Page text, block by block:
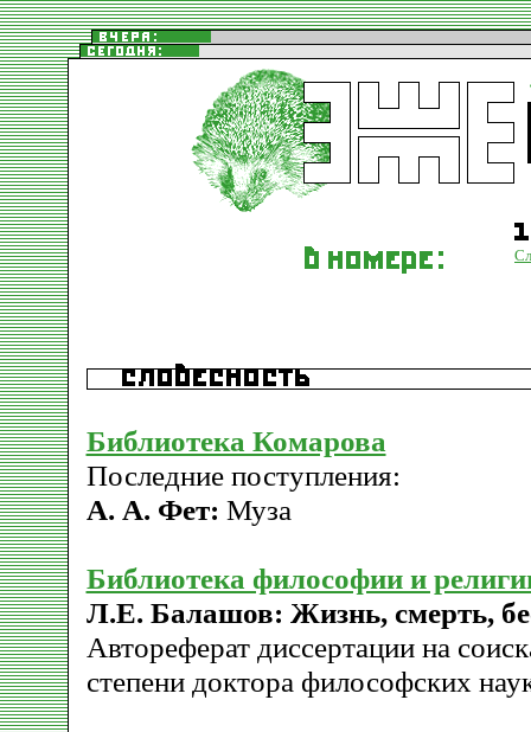
Библиотека Комарова
Последние поступления:
А. А. Фет: Муза
Библиотека философии и
Л.Е. Балашов: Жизнь, смерть,
Автореферат диссертации на
степени доктора философских